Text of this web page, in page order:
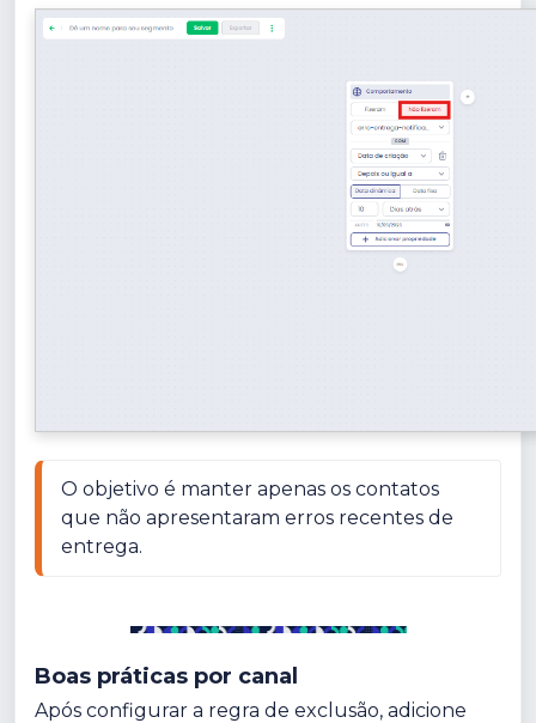
O objetivo é manter apenas os contatos
que não apresentaram erros recentes de
entrega.
Boas práticas por canal
Após configurar a regra de exclusão, adicione